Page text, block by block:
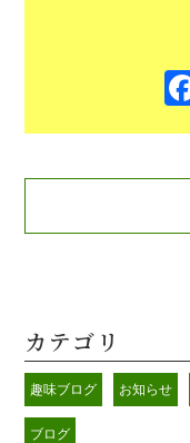
カテゴリ
趣味ブログ お知らせ
ブログ